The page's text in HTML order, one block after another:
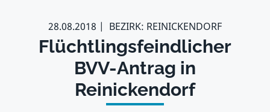
28.08.2018 BEZIRK: REINICKENDORF
Flüchtlingsfeindlicher
BVV-Antrag in
Reinickendorf